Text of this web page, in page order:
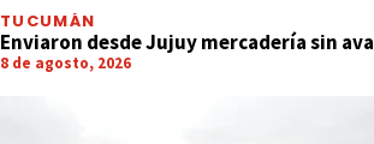
TUCUMÁN
Enviaron desde Jujuy mercadería sin
8 de agosto, 2026